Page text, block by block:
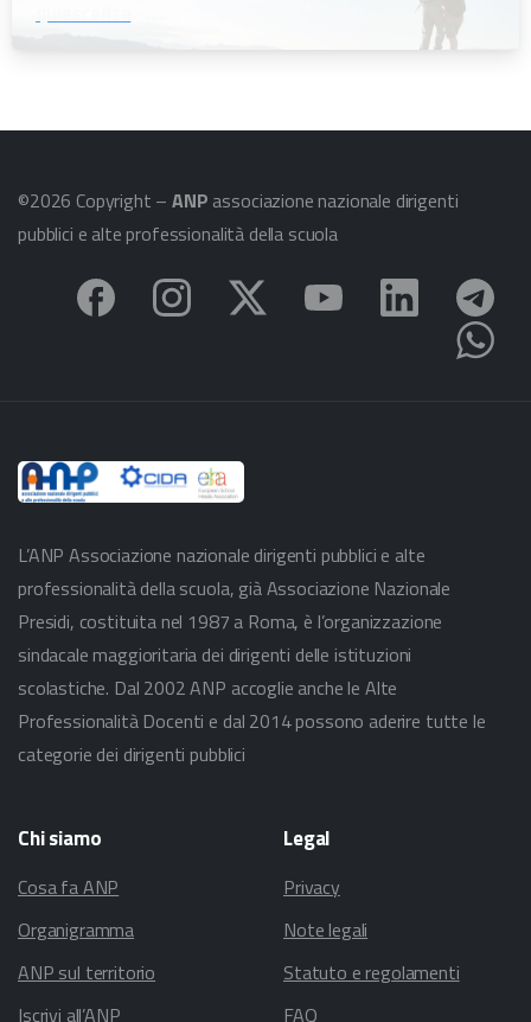
©2026 Copyright –ANP associazione nazionale dirigenti
pubblici e alte professionalità della scuola
L’ANP Associazione nazionale dirigenti pubblici e alte
professionalità della scuola, già Associazione Nazionale
Presidi, costituita nel 1987 a Roma, è l’organizzazione
sindacale maggioritaria dei dirigenti delle istituzioni
scolastiche. Dal 2002 ANP accoglie anche le Alte
Professionalità Docenti e dal 2014 possono aderire tutte le
categorie dei dirigenti pubblici
Chisiamo
Cosa fa ANP
Organigramma
ANP sul territorio
Iscrivi all’ANP
Legal
Privacy
Note legali
Statuto e regolamenti
FAQ